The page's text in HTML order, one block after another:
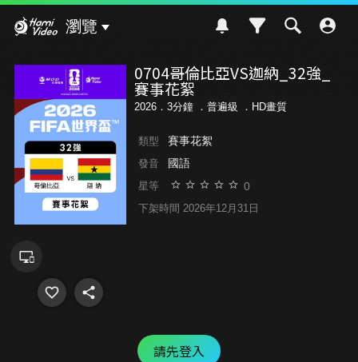
瀏覽
0704哥倫比亞VS迦納_32強_
賽事花絮
2026．3分鐘 ． 普遍級 ．HD畫質
類型 賽事花絮
發音 國語
星等 0
下架時間 2026年12月31日
請先登入